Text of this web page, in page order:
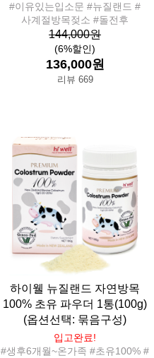
#이유있는입소문 #뉴질랜드 #
사계절방목젖소 #돌전후
144,000원
(6%할인)
136,000원
리뷰 669
하이웰 뉴질랜드 자연방목
100% 초유 파우더 1통(100g)
(옵션선택: 묶음구성)
입고완료!
#생후6개월~온가족 #초유100% #